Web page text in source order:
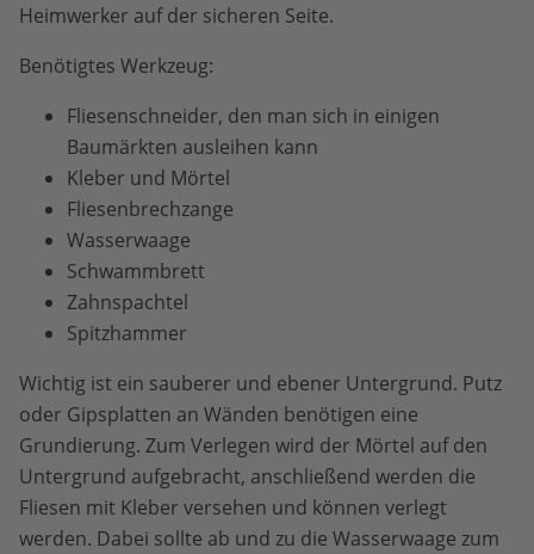
Heimwerker auf der sicheren Seite.
Benötigtes Werkzeug:
Fliesenschneider, den man sich in einigen
Baumärkten ausleihen kann
Kleber und Mörtel
Fliesenbrechzange
Wasserwaage
Schwammbrett
Zahnspachtel
Spitzhammer
Wichtig ist ein sauberer und ebener Untergrund. Putz
oder Gipsplatten an Wänden benötigen eine
Grundierung. Zum Verlegen wird der Mörtel auf den
Untergrund aufgebracht, anschließend werden die
Fliesen mit Kleber versehen und können verlegt
werden. Dabei sollte ab und zu die Wasserwaage zum